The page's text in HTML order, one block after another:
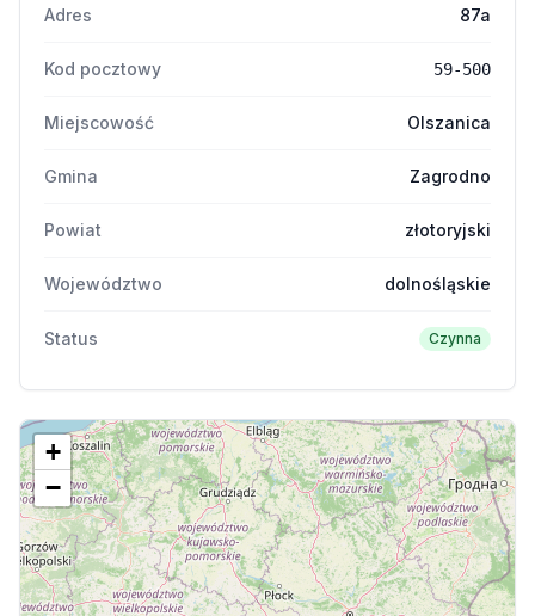
Adres 87a
Kod pocztowy 59-500
Miejscowość Olszanica
Gmina Zagrodno
Powiat złotoryjski
Województwo dolnośląskie
Status Czynna
+
−